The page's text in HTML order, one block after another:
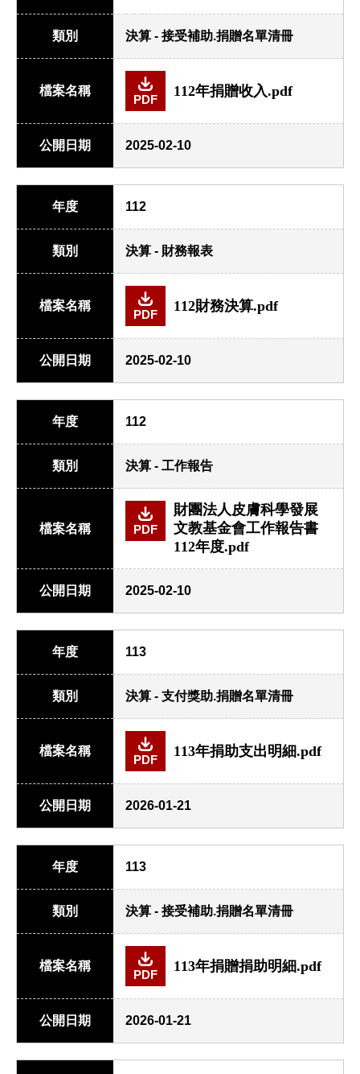
類別 決算 - 接受補助.捐贈名單清冊
檔案名稱
PDF
112年捐贈收入.pdf
公開日期 2025-02-10
年度 112
類別 決算 - 財務報表
檔案名稱
PDF
112財務決算.pdf
公開日期 2025-02-10
年度 112
類別 決算 - 工作報告
檔案名稱 PDF
財團法人皮膚科學發展
文教基金會工作報告書
112年度.pdf
公開日期 2025-02-10
年度 113
類別 決算 - 支付獎助.捐贈名單清冊
檔案名稱
PDF
113年捐助支出明細.pdf
公開日期 2026-01-21
年度 113
類別 決算 - 接受補助.捐贈名單清冊
檔案名稱
PDF
113年捐贈捐助明細.pdf
公開日期 2026-01-21